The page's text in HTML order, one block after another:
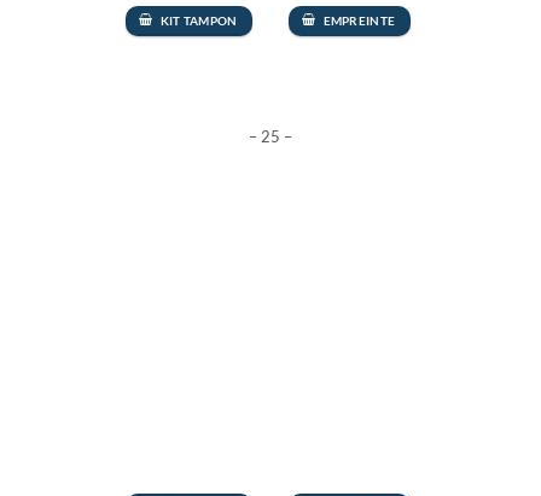
KIT TAMPON EMPREINTE
– 25 –